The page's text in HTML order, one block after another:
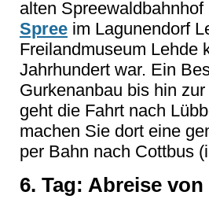
alten
Spree im Lagunendorf
Freilandmuseum Lehde
Jahrhundert war. Ein
Gurkenanbau bis hin
geht die Fahrt nach
machen Sie dort eine
per Bahn nach Cottbus
6. Tag: Abreise